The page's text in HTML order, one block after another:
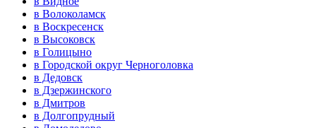
в Волоколамск
в Воскресенск
в Высоковск
в Голицыно
в Городской округ Черноголовка
в Дедовск
в Дзержинского
в Дмитров
в Долгопрудный